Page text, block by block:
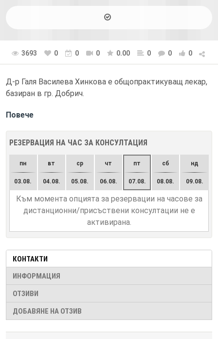
3693 0 0 0 0.00 0 0 0
Д-р Галя Василева Хинкова е общопрактикуващ лекар,
базиран в гр. Добрич.
Повече
РЕЗЕРВАЦИЯ НА ЧАС ЗА КОНСУЛТАЦИЯ
пн
03.08.
вт
04.08.
ср
05.08.
чт
06.08.
пт
07.08.
сб
08.08.
нд
09.08.
Към момента опцията за резервации на часове за
дистанционни/присъствени консултации не е
активирана.
КОНТАКТИ
ИНФОРМАЦИЯ
ОТЗИВИ
ДОБАВЯНЕ НА ОТЗИВ